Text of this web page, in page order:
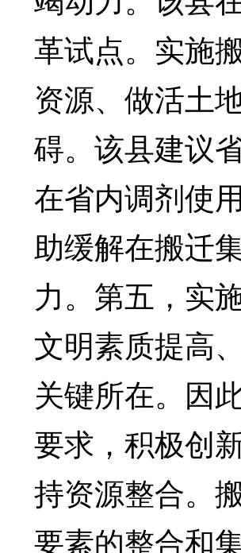
革试点。实施
资源、做活土
碍。该县建议
在省内调剂使
助缓解在搬迁
力。第五，实
文明素质提高
关键所在。因
要求，积极创
持资源整合。
要素的整合和